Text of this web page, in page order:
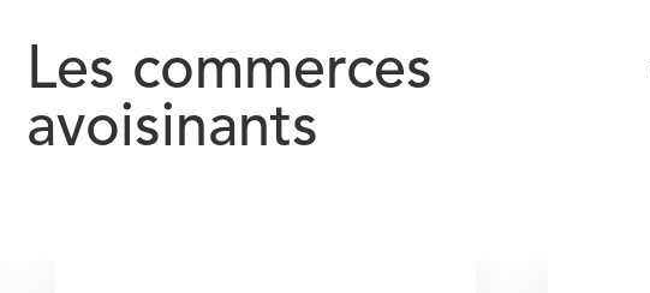
Les commerces
avoisinants